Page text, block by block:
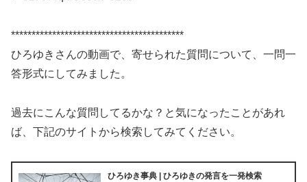
******************************************
ひろゆきさんの動画で、寄せられた質問について、一問一
答形式にしてみました。
過去にこんな質問してるかな？と気になったことがあれ
ば、下記のサイトから検索してみてください。
ひろゆき事典 | ひろゆきの発言を一発検索